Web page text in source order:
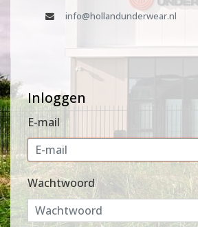
info@hollandunderwear.nl
Inloggen
E-mail
Wachtwoord